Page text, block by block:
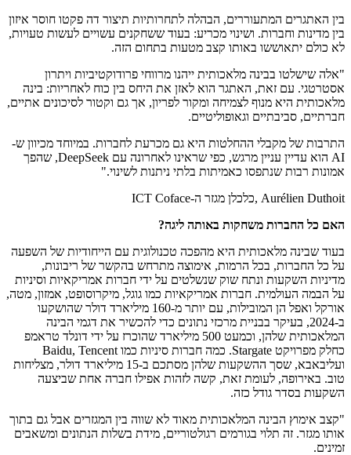
בין האתגרים המתעוררים, הבהלה לתחרותיות תיצור דה פקטו חוסר איזון
בין מדינות וחברות. ושינוי מכריע: בעוד ששחקנים עשויים לעשות טעויות,
לא כולם יתאוששו באותו קצב מטעות בתחום הזה.
"אלה שישלטו בבינה מלאכותית ייהנו מרווחי פרודוקטיביות ויתרון
אסטרטגי. עם זאת, האתגר הוא לאזן את היחס בין כוח לאחריות: בינה
מלאכותית היא מנוף לצמיחה ומקור לפריון, אך גם וקטור לסיכונים אתיים,
חברתיים, סביבתיים וגאופוליטיים.
התרבות של מקבלי ההחלטות היא גם מכרעת לחברות. במיוחד מכיוון ש-
AI הוא עדיין עניין מרגש, כפי שראינו לאחרונה עם DeepSeek, שהפך
אמונות רבות שנתפסו כאמיתות בלתי ניתנות לשינוי."
Aurélien Duthoit ,כלכלן מגזר ה-ICT Coface
האם כל החברות משחקות באותה ליגה?
בעוד שבינה מלאכותית היא מהפכה טכנולוגית עם הייחודיות של השפעה
על כל החברות, בכל הרמות, אימוצה מתרחש בהקשר של ריבונות,
מדיניות השקעות ונתח שוק שנשלטים על ידי חברות אמריקאיות וסיניות
על הבמה העולמית. חברות אמריקאיות כמו גוגל, מיקרוסופט, אמזון, מטה,
אורקל ואפל הן המובילות, עם יותר מ-160 מיליארד דולר שהושקעו
ב-2024, בעיקר בבניית מרכזי נתונים כדי להכשיר את דגמי הבינה
המלאכותית שלהן, וכמעט 500 מיליארד שהוכרז על ידי דונלד טראמפ
כחלק מפרויקט Stargate. כמה חברות סיניות כמו Baidu, Tencent
ועליבאבא, שסך ההשקעות שלהן מסתכם ב-15 מיליארד דולר, מצליחות
טוב. באירופה, לעומת זאת, קשה לזהות אפילו חברה אחת שביצעה
השקעות בסדר גודל כזה.
"קצב אימוץ הבינה המלאכותית מאוד לא שווה בין המגזרים אבל גם בתוך
אותו מגזר. זה תלוי בגורמים רגולטוריים, מידת בשלות הנתונים ומשאבים
זמינים.